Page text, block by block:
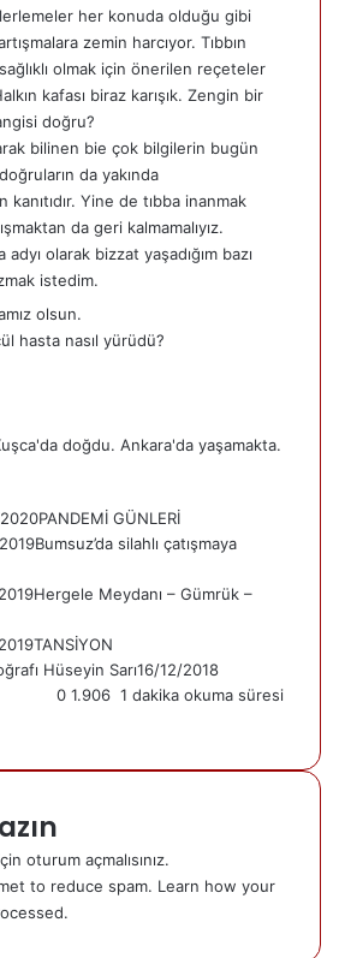
her konuda olduğu gibi
zemin harcıyor. Tıbbın
olmak için önerilen reçeteler
kafası biraz karışık. Zengin bir
doğru?
bilinen bie çok bilgilerin bugün
da yakında
kanıtıdır. Yine de tıbba inanmak
da geri kalmamalıyız.
olarak bizzat yaşadığım bazı
istedim.
olsun.
hasta nasıl yürüdü?
doğdu. Ankara'da yaşamakta.
PANDEMİ GÜNLERİ
Bumsuz’da silahlı çatışmaya
Hergele Meydanı – Gümrük –
TANSİYON
Hüseyin Sarı16/12/2018
0 1.906 1 dakika okuma süresi
oturum açmalısınız.
to reduce spam. Learn how your